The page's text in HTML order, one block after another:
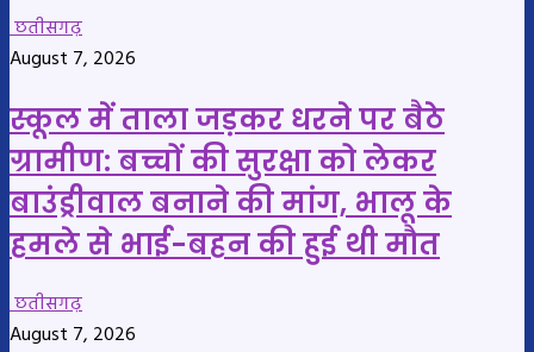
छतीसगढ़
August 7, 2026
स्कूल में ताला जड़कर धरने पर बैठे
ग्रामीण: बच्चों की सुरक्षा को लेकर
बाउंड्रीवाल बनाने की मांग, भालू के
हमले से भाई-बहन की हुई थी मौत
छतीसगढ़
August 7, 2026